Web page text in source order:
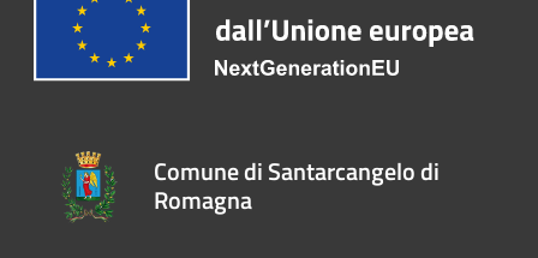
Comune di Santarcangelo di
Romagna